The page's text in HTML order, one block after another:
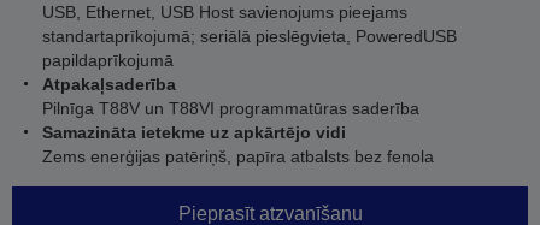
USB, Ethernet, USB Host savienojums pieejams
standartaprīkojumā; seriālā pieslēgvieta, PoweredUSB
papildaprīkojumā
Atpakaļsaderība
Pilnīga T88V un T88VI programmatūras saderība
Samazināta ietekme uz apkārtējo vidi
Zems enerģijas patēriņš, papīra atbalsts bez fenola
Pieprasīt atzvanīšanu